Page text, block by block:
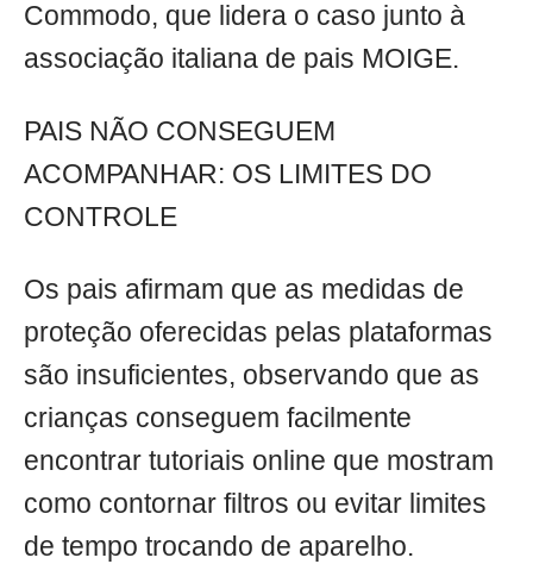
Commodo, que lidera o caso junto à
associação italiana de pais MOIGE.
PAIS NÃO CONSEGUEM
ACOMPANHAR: OS LIMITES DO
CONTROLE
Os pais afirmam que as medidas de
proteção oferecidas pelas plataformas
são insuficientes, observando que as
crianças conseguem facilmente
encontrar tutoriais online que mostram
como contornar filtros ou evitar limites
de tempo trocando de aparelho.